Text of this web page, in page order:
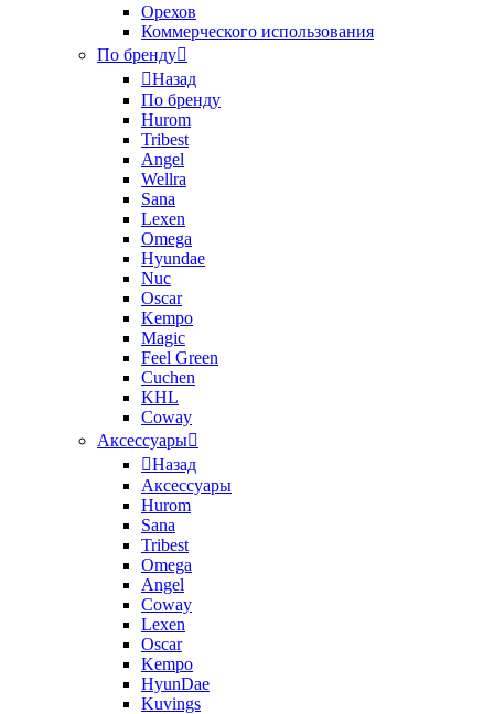
Орехов
Коммерческого использования
По бренду
Назад
По бренду
Hurom
Tribest
Angel
Wellra
Sana
Lexen
Omega
Hyundae
Nuc
Oscar
Kempo
Magic
Feel Green
Cuchen
KHL
Coway
Аксессуары
Назад
Аксессуары
Hurom
Sana
Tribest
Omega
Angel
Coway
Lexen
Oscar
Kempo
HyunDae
Kuvings